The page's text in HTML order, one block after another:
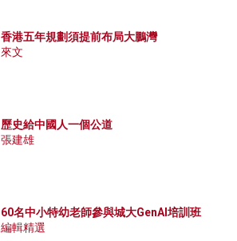
香港五年規劃須提前布局大鵬灣
來文
歷史給中國人一個公道
張建雄
60名中小特幼老師參與城大GenAI培訓班
編輯精選